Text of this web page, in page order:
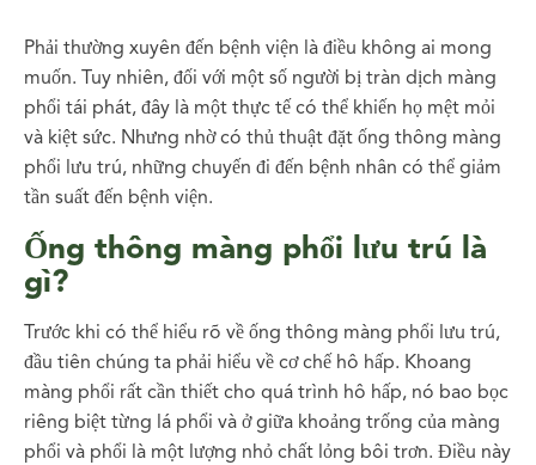
Phải thường xuyên đến bệnh viện là điều không ai mong
muốn. Tuy nhiên, đối với một số người bị tràn dịch màng
phổi tái phát, đây là một thực tế có thể khiến họ mệt mỏi
và kiệt sức. Nhưng nhờ có thủ thuật đặt ống thông màng
phổi lưu trú, những chuyến đi đến bệnh nhân có thể giảm
tần suất đến bệnh viện.
Ống thông màng phổi lưu trú là
gì?
Trước khi có thể hiểu rõ về ống thông màng phổi lưu trú,
đầu tiên chúng ta phải hiểu về cơ chế hô hấp. Khoang
màng phổi rất cần thiết cho quá trình hô hấp, nó bao bọc
riêng biệt từng lá phổi và ở giữa khoảng trống của màng
phổi và phổi là một lượng nhỏ chất lỏng bôi trơn. Điều này